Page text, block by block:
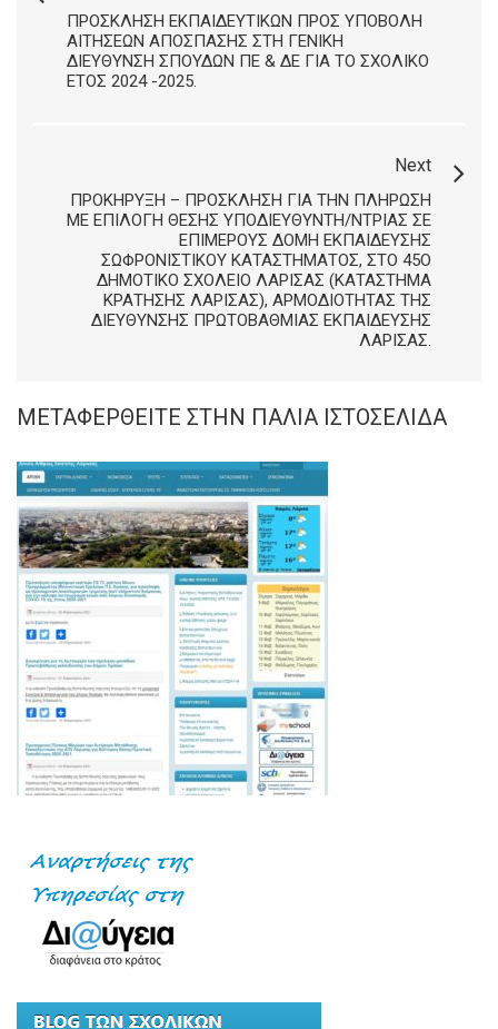
ΠΡΌΣΚΛΗΣΗ ΕΚΠΑΙΔΕΥΤΙΚΏΝ ΠΡΟΣ ΥΠΟΒΟΛΉ
ΑΙΤΉΣΕΩΝ ΑΠΌΣΠΑΣΗΣ ΣΤΗ ΓΕΝΙΚΉ
ΔΙΕΎΘΥΝΣΗ ΣΠΟΥΔΏΝ ΠΕ & ΔΕ ΓΙΑ ΤΟ ΣΧΟΛΙΚΌ
ΈΤΟΣ 2024 -2025.
Next
ΠΡΟΚΉΡΥΞΗ – ΠΡΌΣΚΛΗΣΗ ΓΙΑ ΤΗΝ ΠΛΉΡΩΣΗ
ΜΕ ΕΠΙΛΟΓΉ ΘΈΣΗΣ ΥΠΟΔΙΕΥΘΥΝΤΉ/ΝΤΡΙΑΣ ΣΕ
ΕΠΙΜΈΡΟΥΣ ΔΟΜΉ ΕΚΠΑΊΔΕΥΣΗΣ
ΣΩΦΡΟΝΙΣΤΙΚΟΎ ΚΑΤΑΣΤΉΜΑΤΟΣ, ΣΤΟ 45Ο
ΔΗΜΟΤΙΚΌ ΣΧΟΛΕΊΟ ΛΆΡΙΣΑΣ (ΚΑΤΆΣΤΗΜΑ
ΚΡΆΤΗΣΗΣ ΛΆΡΙΣΑΣ), ΑΡΜΟΔΙΌΤΗΤΑΣ ΤΗΣ
ΔΙΕΎΘΥΝΣΗΣ ΠΡΩΤΟΒΆΘΜΙΑΣ ΕΚΠΑΊΔΕΥΣΗΣ
ΛΆΡΙΣΑΣ.
ΜΕΤΑΦΕΡΘΕΊΤΕ ΣΤΗΝ ΠΑΛΙΆ ΙΣΤΟΣΕΛΊΔΑ